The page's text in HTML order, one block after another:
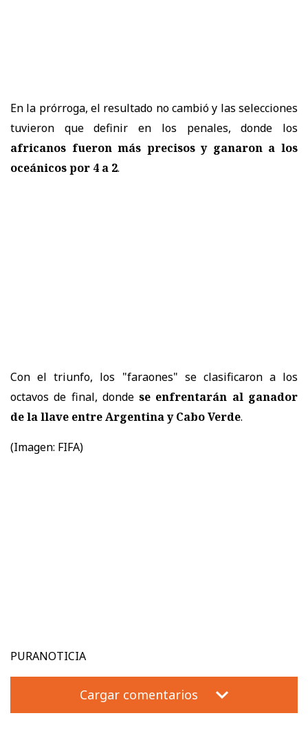
En la prórroga, el resultado no cambió y las selecciones
tuvieron que definir en los penales, donde los
africanos fueron más precisos y ganaron a los
oceánicos por 4 a 2.
Con el triunfo, los "faraones" se clasificaron a los
octavos de final, dondese enfrentarán al ganador
de la llave entre Argentina y Cabo Verde.
(Imagen: FIFA)
PURANOTICIA
Cargar comentarios